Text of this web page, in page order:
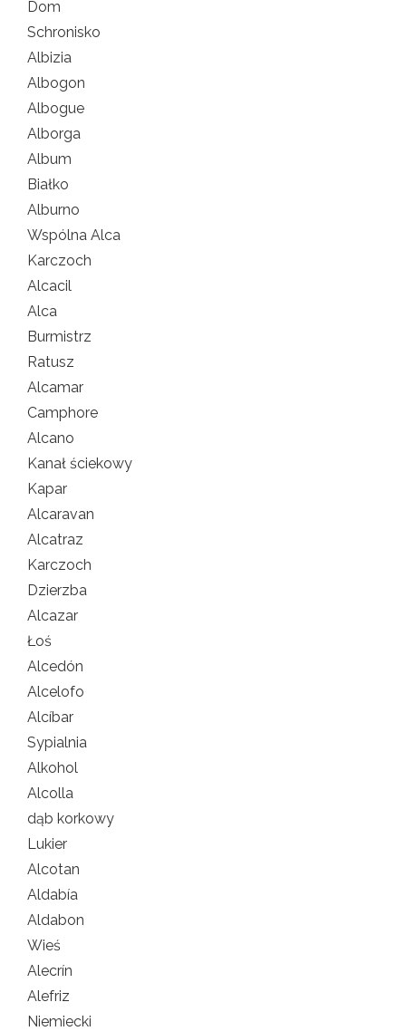
Dom
Schronisko
Albizia
Albogon
Albogue
Alborga
Album
Białko
Alburno
Wspólna Alca
Karczoch
Alcacil
Alca
Burmistrz
Ratusz
Alcamar
Camphore
Alcano
Kanał ściekowy
Kapar
Alcaravan
Alcatraz
Karczoch
Dzierzba
Alcazar
Łoś
Alcedón
Alcelofo
Alcíbar
Sypialnia
Alkohol
Alcolla
dąb korkowy
Lukier
Alcotan
Aldabía
Aldabon
Wieś
Alecrín
Alefriz
Niemiecki